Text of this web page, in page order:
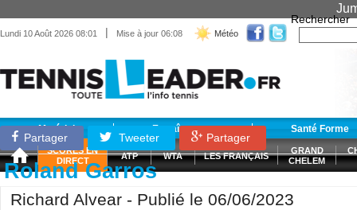
Lundi 10 Août 2026 08:01 | Mise à jour 06:08 Météo
Rechercher
Matériel Entraînement Santé Forme
SCORES EN
DIRECT
ATP WTA LES FRANÇAIS
GRAND
CHELEM
Partager Tweeter Partager
Roland Garros
Richard Alvear - Publié le 06/06/2023